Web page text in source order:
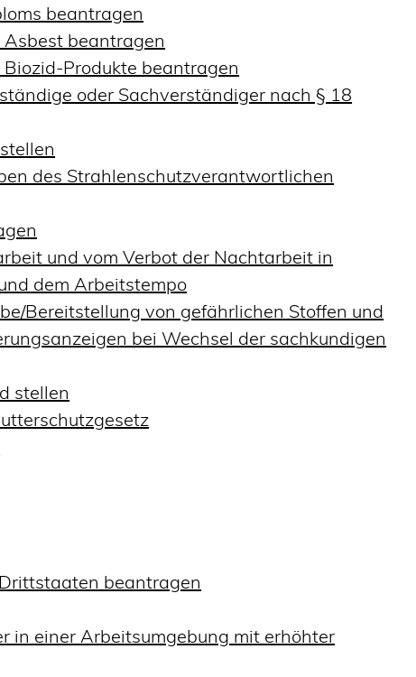
beantragen
beantragen
Produkte beantragen
oder Sachverständiger nach § 18
des Strahlenschutzverantwortlichen
und vom Verbot der Nachtarbeit in
dem Arbeitstempo
Bereitstellung von gefährlichen Stoffen und
bei Wechsel der sachkundigen
stellen
beantragen
in einer Arbeitsumgebung mit erhöhter